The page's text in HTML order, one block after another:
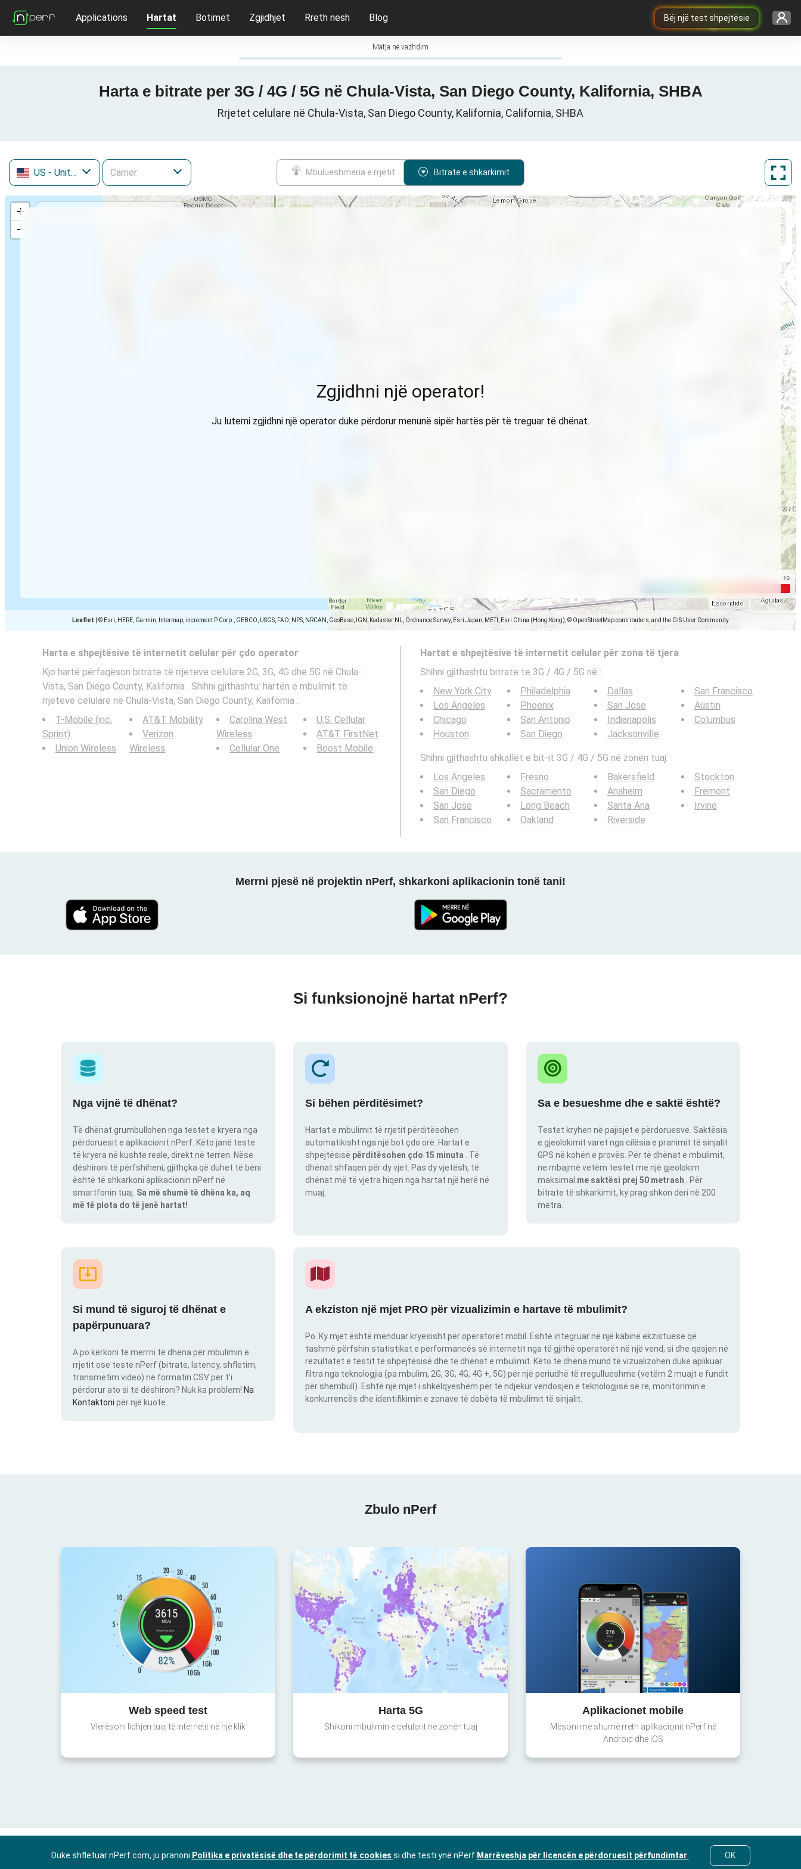
Bëj një test shpejtësie
Applications Hartat Botimet Zgjidhjet Rreth nesh Blog
Matja në vazhdim
Harta e bitrate per 3G / 4G / 5G në Chula-Vista, San Diego County, Kalifornia, SHBA
Rrjetet celulare në Chula-Vista, San Diego County, Kalifornia, California, SHBA
US - United States Mbulueshmëria e rrjetit Bitrate e shkarkimit
+
−
Leaflet © Esri, HERE, Garmin, Intermap, increment P Corp., GEBCO, USGS, FAO, NPS, NRCAN, GeoBase, IGN, Kadaster NL, Ordnance Survey, Esri Japan, METI, Esri China (Hong Kong), © OpenStreetMap contributors, and the GIS User Community
Zgjidhni një operator!
Ju lutemi zgjidhni një operator duke përdorur menunë sipër hartës për të treguar të dhënat.
Harta e shpejtësive të internetit celular për çdo operator
Kjo hartë përfaqëson bitrate të rrjeteve celulare 2G, 3G, 4G dhe 5G në Chula-
Vista, San Diego County, Kalifornia . Shihni gjithashtu: hartën e mbulimit të
rrjeteve celulare në Chula-Vista, San Diego County, Kalifornia .
T-Mobile (inc.
Sprint)
Union Wireless
AT&T Mobility
Verizon
Wireless
Carolina West
Wireless
Cellular One
U.S. Cellular
AT&T FirstNet
Boost Mobile
Hartat e shpejtësive të internetit celular për zona të tjera
Shihni gjithashtu bitrate te 3G / 4G / 5G në :
New York City
Los Angeles
Chicago
Houston
Philadelphia
Phoenix
San Antonio
San Diego
Dallas
San Jose
Indianapolis
Jacksonville
San Francisco
Austin
Columbus
Shihni gjithashtu shkallët e bit-it 3G / 4G / 5G në zonën tuaj:
Los Angeles
San Diego
San Jose
San Francisco
Fresno
Sacramento
Long Beach
Oakland
Bakersfield
Anaheim
Santa Ana
Riverside
Stockton
Fremont
Irvine
Merrni pjesë në projektin nPerf, shkarkoni aplikacionin tonë tani!
Si funksionojnë hartat nPerf?
Nga vijnë të dhënat?
Të dhënat grumbullohen nga testet e kryera nga
përdoruesit e aplikacionit nPerf. Këto janë teste
të kryera në kushte reale, direkt në terren. Nëse
dëshironi të përfshiheni, gjithçka që duhet të bëni
është të shkarkoni aplikacionin nPerf në
smartfonin tuaj. Sa më shumë të dhëna ka, aq
më të plota do të jenë hartat!
Si bëhen përditësimet?
Hartat e mbulimit të rrjetit përditësohen
automatikisht nga një bot çdo orë. Hartat e
shpejtësisë përditësohen çdo 15 minuta
. Të
dhënat shfaqen për dy vjet. Pas dy vjetësh, të
dhënat më të vjetra hiqen nga hartat një herë në
muaj.
Sa e besueshme dhe e saktë është?
Testet kryhen në pajisjet e përdoruesve. Saktësia
e gjeolokimit varet nga cilësia e pranimit të sinjalit
GPS në kohën e provës. Për të dhënat e mbulimit,
ne mbajmë vetëm testet me një gjeolokim
maksimal me saktësi prej 50 metrash
. Për
bitrate të shkarkimit, ky prag shkon deri në 200
metra.
Si mund të siguroj të dhënat e
papërpunuara?
A po kërkoni të merrni të dhëna për mbulimin e
rrjetit ose teste nPerf (bitrate, latency, shfletim,
transmetim video) në formatin CSV për t'i
përdorur ato si te dëshironi? Nuk ka problem! Na
Kontaktoni për një kuote.
A ekziston një mjet PRO për vizualizimin e hartave të mbulimit?
Po. Ky mjet është menduar kryesisht për operatorët mobil. Eshtë integruar në një kabinë ekzistuese që
tashmë përfshin statistikat e performancës së internetit nga të gjithë operatorët në një vend, si dhe qasjen në
rezultatet e testit të shpejtësisë dhe të dhënat e mbulimit. Këto të dhëna mund të vizualizohen duke aplikuar
filtra nga teknologjia (pa mbulim, 2G, 3G, 4G, 4G +, 5G) për një periudhë të rregullueshme (vetëm 2 muajt e fundit
për shembull). Eshtë një mjet i shkëlqyeshëm për të ndjekur vendosjen e teknologjisë së re, monitorimin e
konkurrencës dhe identifikimin e zonave të dobëta të mbulimit të sinjalit.
Zbulo nPerf
Web speed test
Vlerësoni lidhjen tuaj të internetit në një klik
Harta 5G
Shikoni mbulimin e celularit në zonën tuaj
Aplikacionet mobile
Mësoni më shumë rreth aplikacionit nPerf në
Android dhe iOS
Duke shfletuar nPerf.com, ju pranoni Politika e privatësisë dhe te përdorimit të cookies si dhe testi ynë nPerf Marrëveshja për licencën e përdoruesit përfundimtar OK